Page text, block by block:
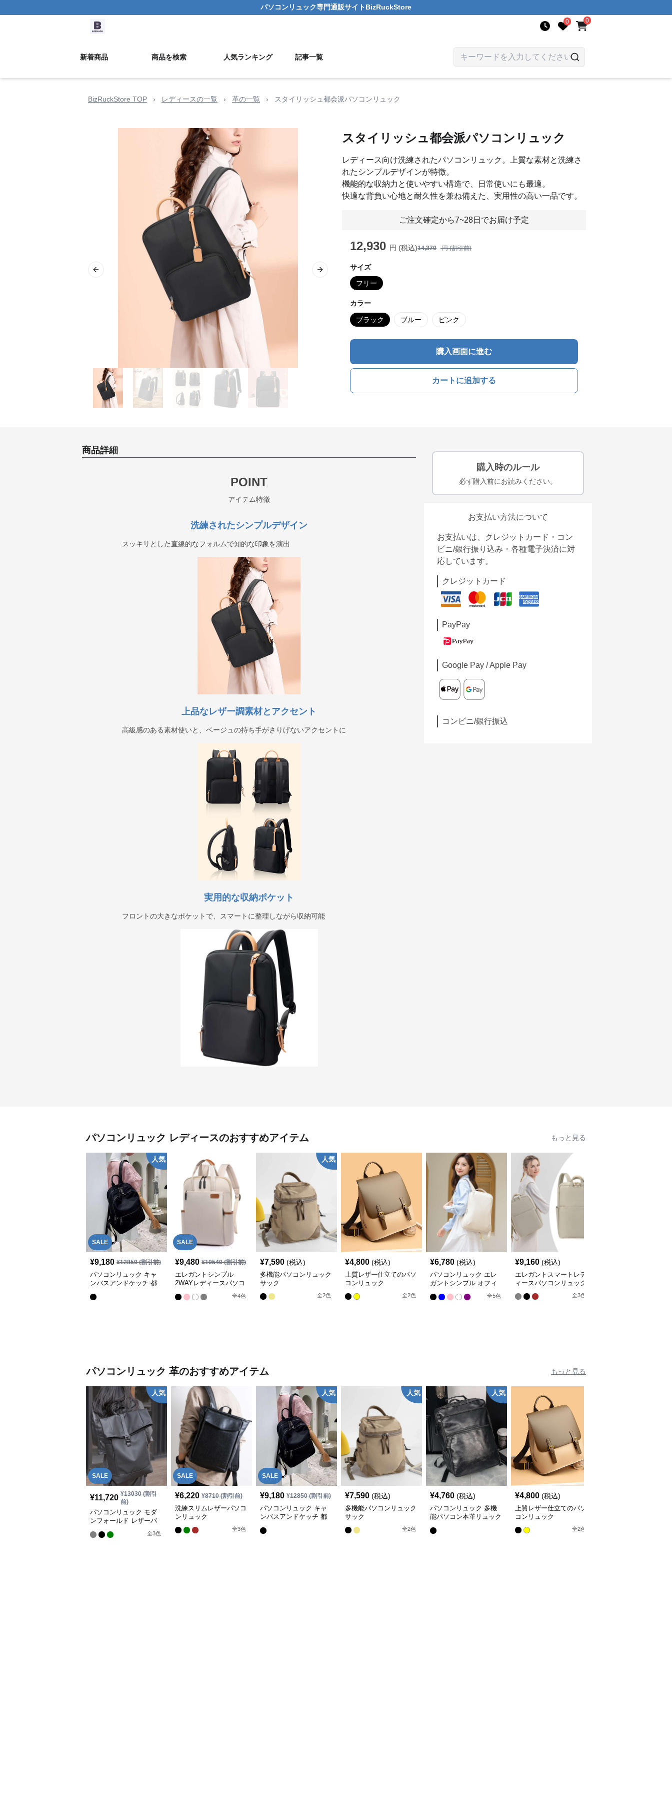
パソコンリュック専門通販サイト BizRuckStore
0 0
新着商品 商品を検索 人気ランキング 記事一覧
BizRuckStore TOP › レディースの一覧 › 革の一覧 › スタイリッシュ都会派パソコンリュック
Previous slide Next slide
スタイリッシュ都会派パソコンリュック
レディース向け洗練されたパソコンリュック。上質な素材と洗練さ
れたシンプルデザインが特徴。
機能的な収納力と使いやすい構造で、日常使いにも最適。
快適な背負い心地と耐久性を兼ね備えた、実用性の高い一品です。
ご注文確定から7~28日でお届け予定
12,930 円 (税込)14,370 円 (割引前)
サイズ
フリー
カラー
ブラック ブルー ピンク
購入画面に進む
カートに追加する
商品詳細
POINT
アイテム特徴
洗練されたシンプルデザイン
スッキリとした直線的なフォルムで知的な印象を演出
上品なレザー調素材とアクセント
高級感のある素材使いと、ベージュの持ち手がさりげないアクセントに
実用的な収納ポケット
フロントの大きなポケットで、スマートに整理しながら収納可能
購入時のルール
必ず購入前にお読みください。
お支払い方法について
お支払いは、クレジットカード・コン
ビニ/銀行振り込み・各種電子決済に対
応しています。
クレジットカード
PayPay
Google Pay / Apple Pay
コンビニ/銀行振込
パソコンリュック レディースのおすすめアイテム もっと見る
SALE
人気
¥9,180 ¥12850(割引前)
パソコンリュック キャ
ンバスアンドケッチ 都
SALE
¥9,480 ¥10540(割引前)
エレガントシンプル
2WAYレディースパソコ
全4色
人気
¥7,590 (税込)
多機能パソコンリュック
サック
全2色
¥4,800 (税込)
上質レザー仕立てのパソ
コンリュック
全2色
¥6,780 (税込)
パソコンリュック エレ
ガントシンプル オフィ
全5色
¥9,160 (税込)
エレガントスマートレデ
ィースパソコンリュック
全3色
パソコンリュック 革のおすすめアイテム もっと見る
SALE
人気
¥11,720 ¥13030(割引
前)
パソコンリュック モダ
ンフォールド レザーバ
全3色
SALE
¥6,220 ¥8710(割引前)
洗練スリムレザーパソコ
ンリュック
全3色
SALE
人気
¥9,180 ¥12850(割引前)
パソコンリュック キャ
ンバスアンドケッチ 都
人気
¥7,590 (税込)
多機能パソコンリュック
サック
全2色
人気
¥4,760 (税込)
パソコンリュック 多機
能パソコン本革リュック
¥4,800 (税込)
上質レザー仕立てのパソ
コンリュック
全2色